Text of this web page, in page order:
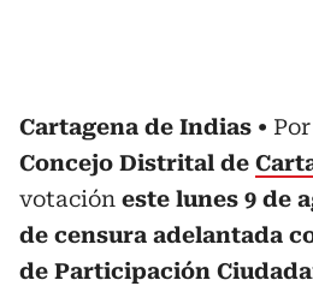
Cartagena de Indias
Concejo Distrital de
votación este lunes 9 de
de censura adelantada
de Participación